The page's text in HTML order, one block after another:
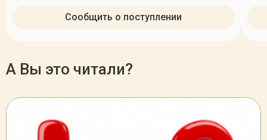
Сообщить о поступлении
А Вы это читали?